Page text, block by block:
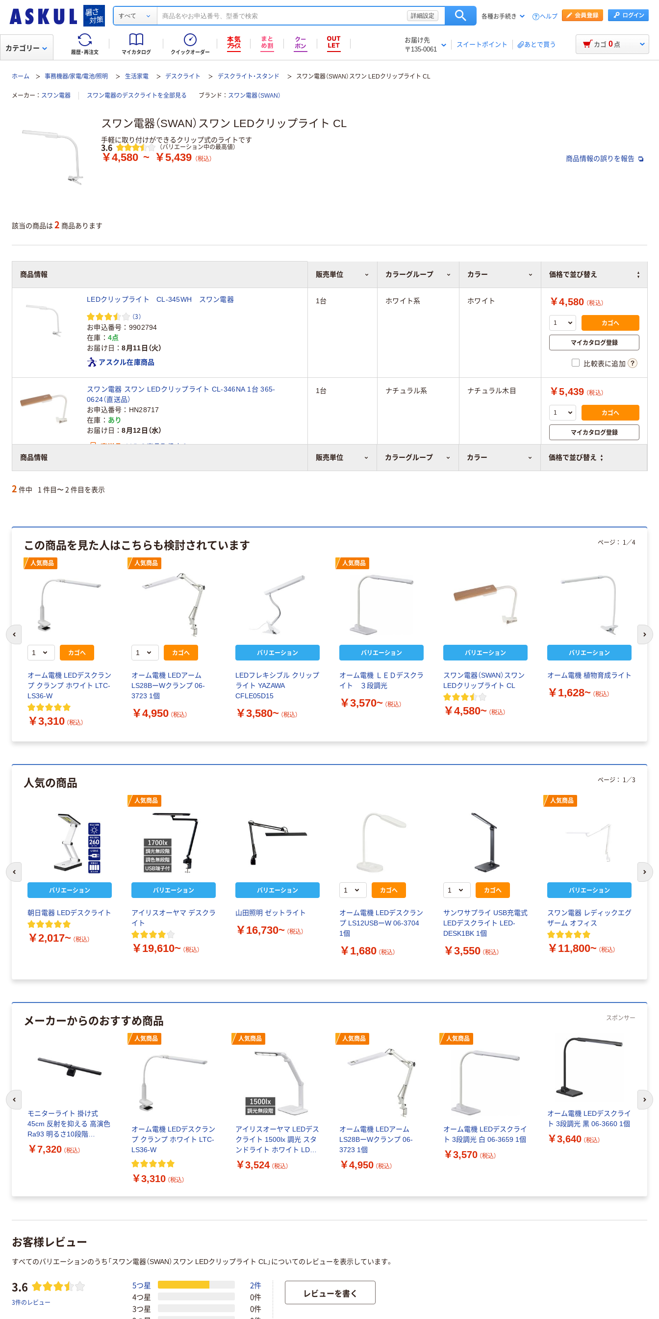
すべて 詳細設定 各種お手続き ヘルプ
履歴・再注文 マイカタログ クイックオーダー
お届け先
〒135-0061
スイートポイント あとで買う
カテゴリー カゴ 0 点
ホーム 事務機器/家電/電池/照明 生活家電 デスクライト デスクライト・スタンド スワン電器（SWAN）スワン LEDクリップライト CL
メーカー スワン電器 スワン電器のデスクライトを全部見る ブランド スワン電器（SWAN）
スワン電器（SWAN）スワン LEDクリップライト CL
手軽に取り付けができるクリップ式のライトです
レビュー
3.6 （バリエーション中の最高値）
￥4,580 ~ ￥5,439 （税込） 商品情報の誤りを報告
該当の商品は 2 商品あります
商品情報 販売単位 カラーグループ カラー 価格で並び替え
商品情報 販売単位 カラーグループ カラー 価格で並び替え
LEDクリップライト CL-345WH スワン電器
（3）
お申込番号
9902794
在庫
4点
お届け日
8月11日（火）
アスクル在庫商品
1台 ホワイト系 ホワイト ￥4,580 （税込）
カゴへ
マイカタログ登録
比較表に追加
スワン電器 スワン LEDクリップライト CL-346NA 1台 365-
0624（直送品）
お申込番号
HN28717
在庫
あり
お届け日
8月12日（水）
直送品 ＭＲＯ商品取扱店２
1台 ナチュラル系 ナチュラル木目 ￥5,439 （税込）
カゴへ
マイカタログ登録
比較表に追加
2 件中 1 件目〜 2 件目を表示
この商品を見た人はこちらも検討されています
人気商品
カゴへ
オーム電機 LEDデスクラン
プ クランプ ホワイト LTC-
LS36-W
￥3,310 （税込）
人気商品
カゴへ
オーム電機 LEDアーム
LS28BーWクランプ 06-
3723 1個
￥4,950 （税込）
バリエーション
LEDフレキシブル クリップ
ライト YAZAWA
CFLE05D15
￥3,580~ （税込）
人気商品
バリエーション
オーム電機 ＬＥＤデスクラ
イト ３段調光
￥3,570~ （税込）
バリエーション
スワン電器（SWAN）スワン
LEDクリップライト CL
￥4,580~ （税込）
バリエーション
オーム電機 植物育成ライト
￥1,628~ （税込）
ページ： 1 ／4
次
人気の商品
バリエーション
朝日電器 LEDデスクライト
￥2,017~ （税込）
人気商品
バリエーション
アイリスオーヤマ デスクラ
イト
￥19,610~ （税込）
バリエーション
山田照明 ゼットライト
￥16,730~ （税込）
カゴへ
オーム電機 LEDデスクラン
プ LS12USBーW 06-3704
1個
￥1,680 （税込）
カゴへ
サンワサプライ USB充電式
LEDデスクライト LED-
DESK1BK 1個
￥3,550 （税込）
人気商品
バリエーション
スワン電器 レディックエグ
ザーム オフィス
￥11,800~ （税込）
ページ： 1 ／3
次
メーカーからのおすすめ商品 スポンサー
モニターライト 掛け式
45cm 反射を抑える 高演色
Ra93 明るさ10段階
DEWML03BK エレコム 1個
（直送品）
￥7,320 （税込）
人気商品
オーム電機 LEDデスクラン
プ クランプ ホワイト LTC-
LS36-W
￥3,310 （税込）
人気商品
アイリスオーヤマ LEDデス
クライト 1500lx 調光 スタ
ンドライト ホワイト LDL-
302-W
￥3,524 （税込）
人気商品
オーム電機 LEDアーム
LS28BーWクランプ 06-
3723 1個
￥4,950 （税込）
人気商品
オーム電機 LEDデスクライ
ト 3段調光 白 06-3659 1個
￥3,570 （税込）
オーム電機 LEDデスクライ
ト 3段調光 黒 06-3660 1個
￥3,640 （税込）
次
お客様レビュー
すべてのバリエーションのうち「スワン電器（SWAN）スワン LEDクリップライト CL」についてのレビューを表示しています。
3.6
3件のレビュー
5つ星
2件
4つ星
0件
3つ星
0件
レビューを書く